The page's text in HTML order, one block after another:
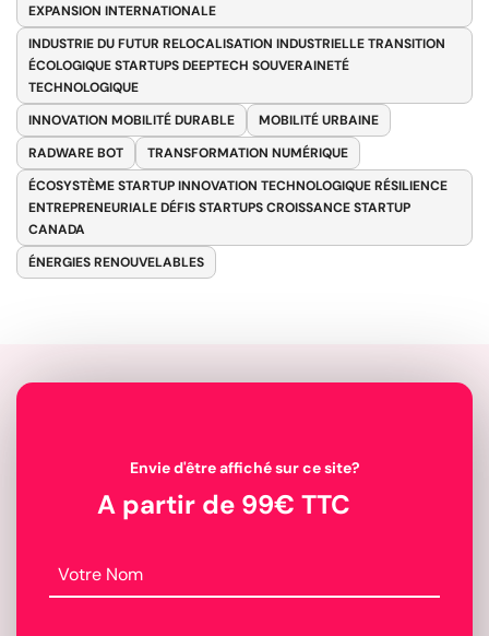
EXPANSION INTERNATIONALE
INDUSTRIE DU FUTUR RELOCALISATION INDUSTRIELLE TRANSITION
ÉCOLOGIQUE STARTUPS DEEPTECH SOUVERAINETÉ
TECHNOLOGIQUE
INNOVATION MOBILITÉ DURABLE
MOBILITÉ URBAINE
RADWARE BOT
TRANSFORMATION NUMÉRIQUE
ÉCOSYSTÈME STARTUP INNOVATION TECHNOLOGIQUE RÉSILIENCE
ENTREPRENEURIALE DÉFIS STARTUPS CROISSANCE STARTUP
CANADA
ÉNERGIES RENOUVELABLES
Envie d'être affiché sur ce site?
A partir de 99€ TTC